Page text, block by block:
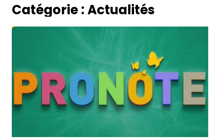
Catégorie :Actualités